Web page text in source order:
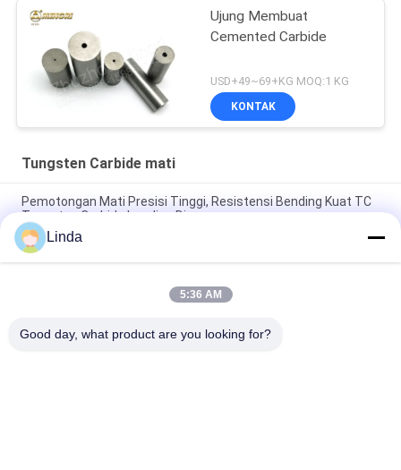
Ujung Membuat
Cemented Carbide
USD+49~69+KG MOQ:1 KG
KONTAK
Tungsten Carbide mati
Pemotongan Mati Presisi Tinggi, Resistensi Bending Kuat TC
Tungsten Carbide heading Dies
Bushing Tungsten Carbide Die Nibs G55 Logam Paduan Keras
Untuk Industri Pengikat
Cemented Tungsten Carbide Die Untuk Punching Stamping
Linda
5:36 AM
Good day, what product are you looking for?